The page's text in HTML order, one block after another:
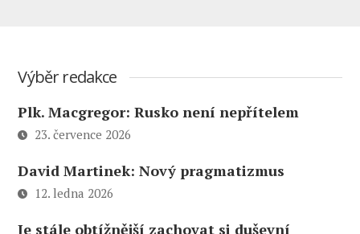
Výběr redakce
Plk. Macgregor: Rusko není nepřítelem
23. července 2026
David Martinek: Nový pragmatizmus
12. ledna 2026
Je stále obtížnější zachovat si duševní